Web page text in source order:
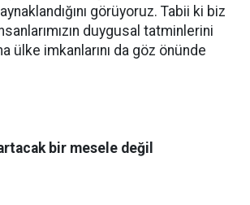
görüyoruz. Tabii ki biz
duygusal tatminlerini
ülke imkanlarını da göz önünde
bir mesele değil